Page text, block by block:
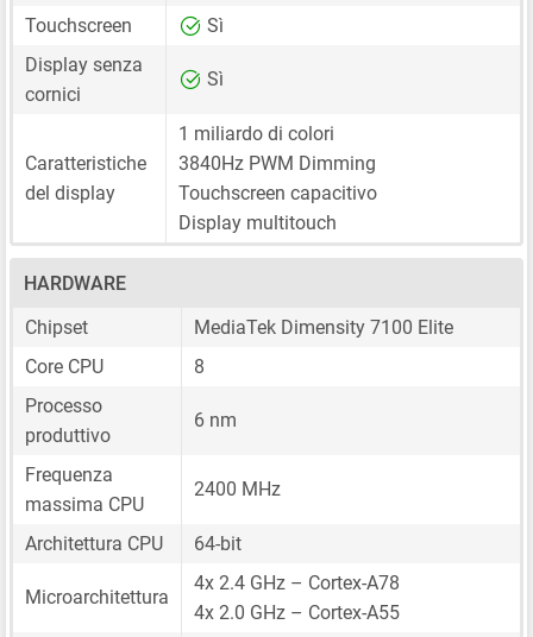
Touchscreen
Sì
Display senza
cornici
Sì
Caratteristiche
del display
1 miliardo di colori
3840Hz PWM Dimming
Touchscreen capacitivo
Display multitouch
HARDWARE
Chipset
MediaTek Dimensity 7100 Elite
Core CPU
8
Processo
produttivo
6 nm
Frequenza
massima CPU
2400 MHz
Architettura CPU 64-bit
Microarchitettura
4x 2.4 GHz – Cortex-A78
4x 2.0 GHz – Cortex-A55